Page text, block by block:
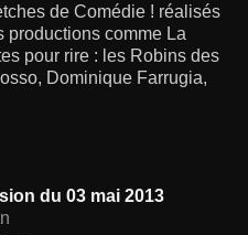
de Comédie ! réalisés
productions comme La
pour rire : les Robins des
Dominique Farrugia,
du 03 mai 2013